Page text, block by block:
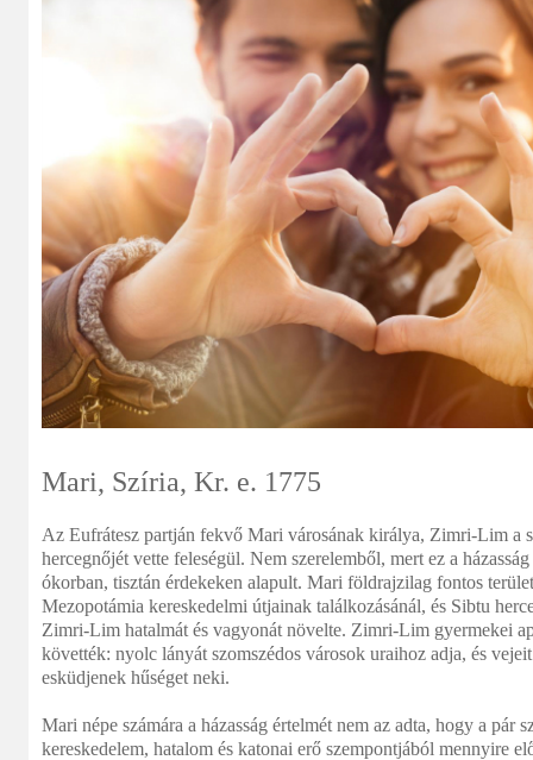
Mari, Szíria, Kr. e. 1775
Az Eufrátesz partján fekvő Mari városának királya, Zimri-Lim a
hercegnőjét vette feleségül. Nem szerelemből, mert ez a
ókorban, tisztán érdekeken alapult. Mari földrajzilag fontos
Mezopotámia kereskedelmi útjainak találkozásánál, és Sibtu
Zimri-Lim hatalmát és vagyonát növelte. Zimri-Lim gyermekei
követték: nyolc lányát szomszédos városok uraihoz adja, és
esküdjenek hűséget neki.
Mari népe számára a házasság értelmét nem az adta, hogy a pár
kereskedelem, hatalom és katonai erő szempontjából mennyire